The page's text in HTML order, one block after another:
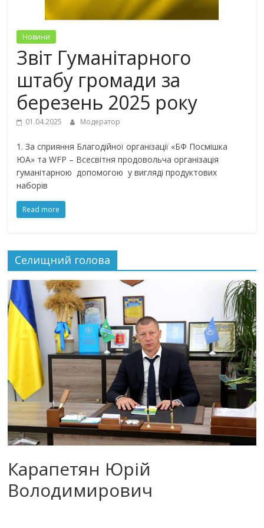
Новини
Звіт Гуманітарного
штабу громади за
березень 2025 року
01.04.2025 Модератор
1. За сприяння Благодійної організації «БФ Посмішка
ЮА» та WFP – Всесвітня продовольча організація
гуманітарною допомогою у вигляді продуктових
наборів
Read more
Селищний голова
Карапетян Юрій
Володимирович